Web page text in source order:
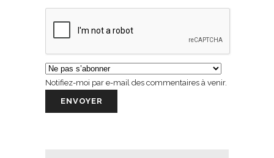
Notifiez-moi par e-mail des commentaires à venir.